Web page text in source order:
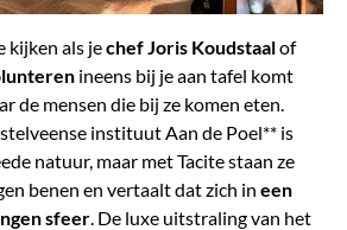
kijken als jechef Joris Koudstaalof
ineens bij je aan tafel komt
de mensen die bij ze komen eten.
instituut Aan de Poel** is
natuur, maar met Tacite staan ze
benen en vertaalt dat zich in een
sfeer. De luxe uitstraling van het